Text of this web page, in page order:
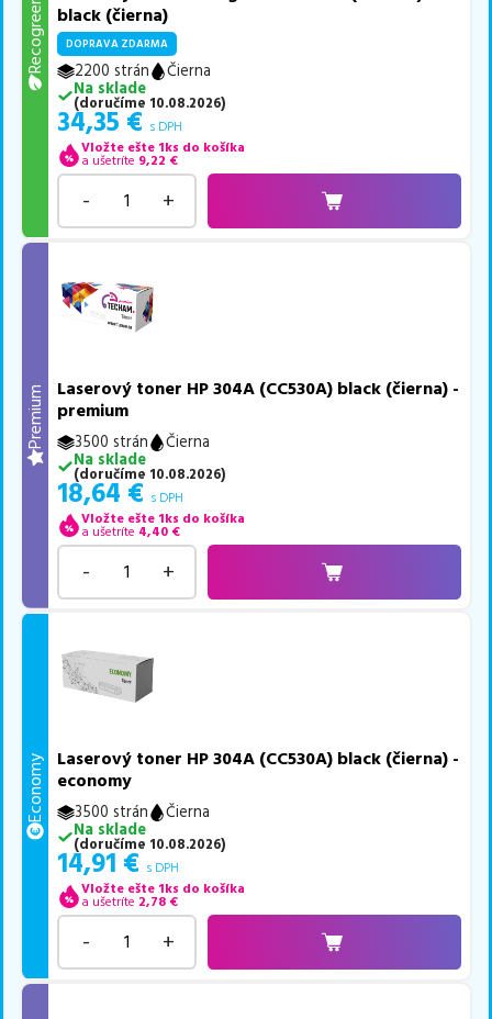
Recogreen black (čierna)
DOPRAVA ZDARMA
2200 strán
Čierna
Na sklade
(doručíme 10.08.2026)
34,35 € s DPH
Vložte ešte 1ks do košíka
a ušetríte 9,22 €
- +
Premium
Laserový toner HP 304A (CC530A) black (čierna) -
premium
3500 strán
Čierna
Na sklade
(doručíme 10.08.2026)
18,64 € s DPH
Vložte ešte 1ks do košíka
a ušetríte 4,40 €
- +
Economy
Laserový toner HP 304A (CC530A) black (čierna) -
economy
3500 strán
Čierna
Na sklade
(doručíme 10.08.2026)
14,91 € s DPH
Vložte ešte 1ks do košíka
a ušetríte 2,78 €
- +